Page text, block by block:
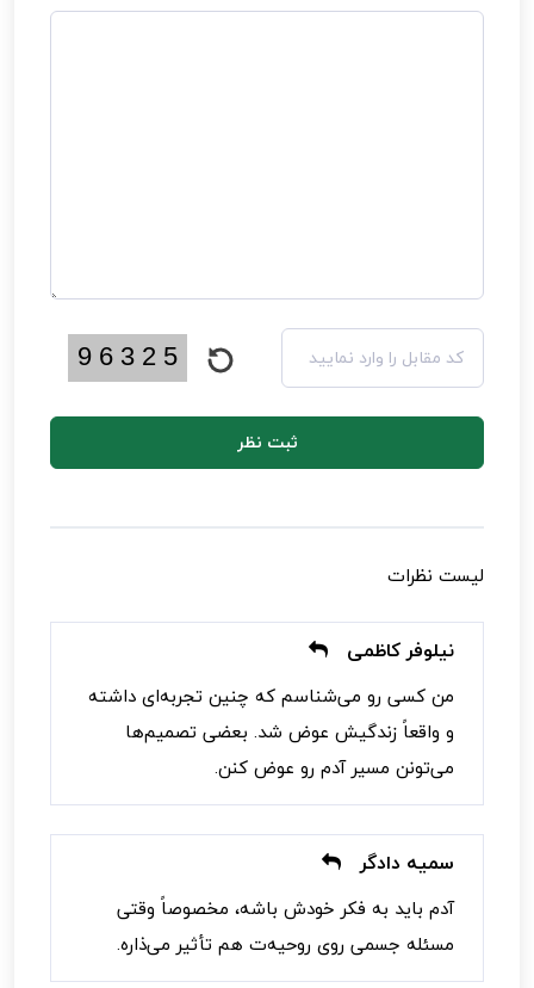
ثبت نظر
لیست نظرات
نیلوفر کاظمی
من کسی رو می‌شناسم که چنین تجربه‌ای داشته
و واقعاً زندگیش عوض شد. بعضی تصمیم‌ها
می‌تونن مسیر آدم رو عوض کنن.
سمیه دادگر
آدم باید به فکر خودش باشه، مخصوصاً وقتی
مسئله جسمی روی روحیه‌ت هم تأثیر می‌ذاره.